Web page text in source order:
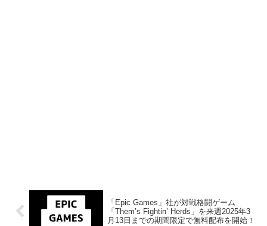
「Epic Games」社が対戦格闘ゲーム
「Them’s Fightin’ Herds」を来週2025年3
月13日までの期間限定で無料配布を開始！